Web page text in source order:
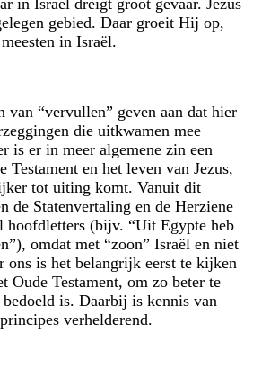
gebied. Daar groeit Hij op,
in Israël.
van
vervullen
geven aan dat hier
die uitkwamen mee
is er in meer algemene zin een
Testament en het leven van Jezus,
tot uiting komt. Vanuit dit
de Statenvertaling en de Herziene
hoofdletters (bijv.
Uit Egypte heb
), omdat met zoon
Israël en niet
ons is het belangrijk eerst te kijken
Oude Testament, om zo beter te
is. Daarbij is kennis van
verhelderend.